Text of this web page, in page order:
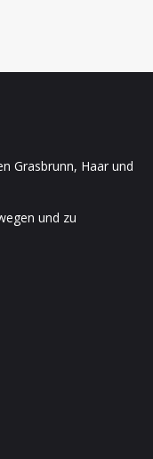
Grasbrunn, Haar und
und zu